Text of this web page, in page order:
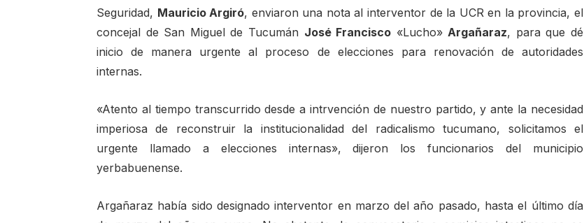
Seguridad, Mauricio Argiró, enviaron una nota al interventor de la UCR en la provincia, el
concejal de San Miguel de Tucumán José Francisco «Lucho»Argañaraz, para que dé
inicio de manera urgente al proceso de elecciones para renovación de autoridades
internas.
«Atento al tiempo transcurrido desde a intrvención de nuestro partido, y ante la necesidad
imperiosa de reconstruir la institucionalidad del radicalismo tucumano, solicitamos el
urgente llamado a elecciones internas», dijeron los funcionarios del municipio
yerbabuenense.
Argañaraz había sido designado interventor en marzo del año pasado, hasta el último día